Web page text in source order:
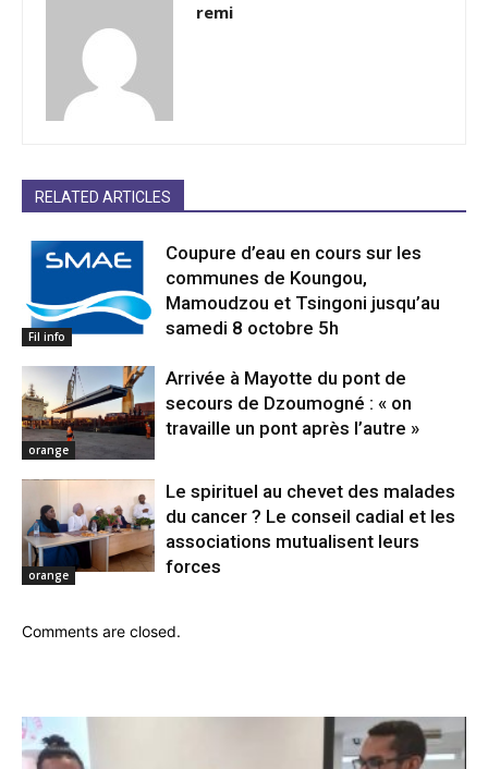
remi
RELATED ARTICLES
Fil info
Coupure d’eau en cours sur les
communes de Koungou,
Mamoudzou et Tsingoni jusqu’au
samedi 8 octobre 5h
orange
Arrivée à Mayotte du pont de
secours de Dzoumogné : « on
travaille un pont après l’autre »
orange
Le spirituel au chevet des malades
du cancer ? Le conseil cadial et les
associations mutualisent leurs
forces
Comments are closed.